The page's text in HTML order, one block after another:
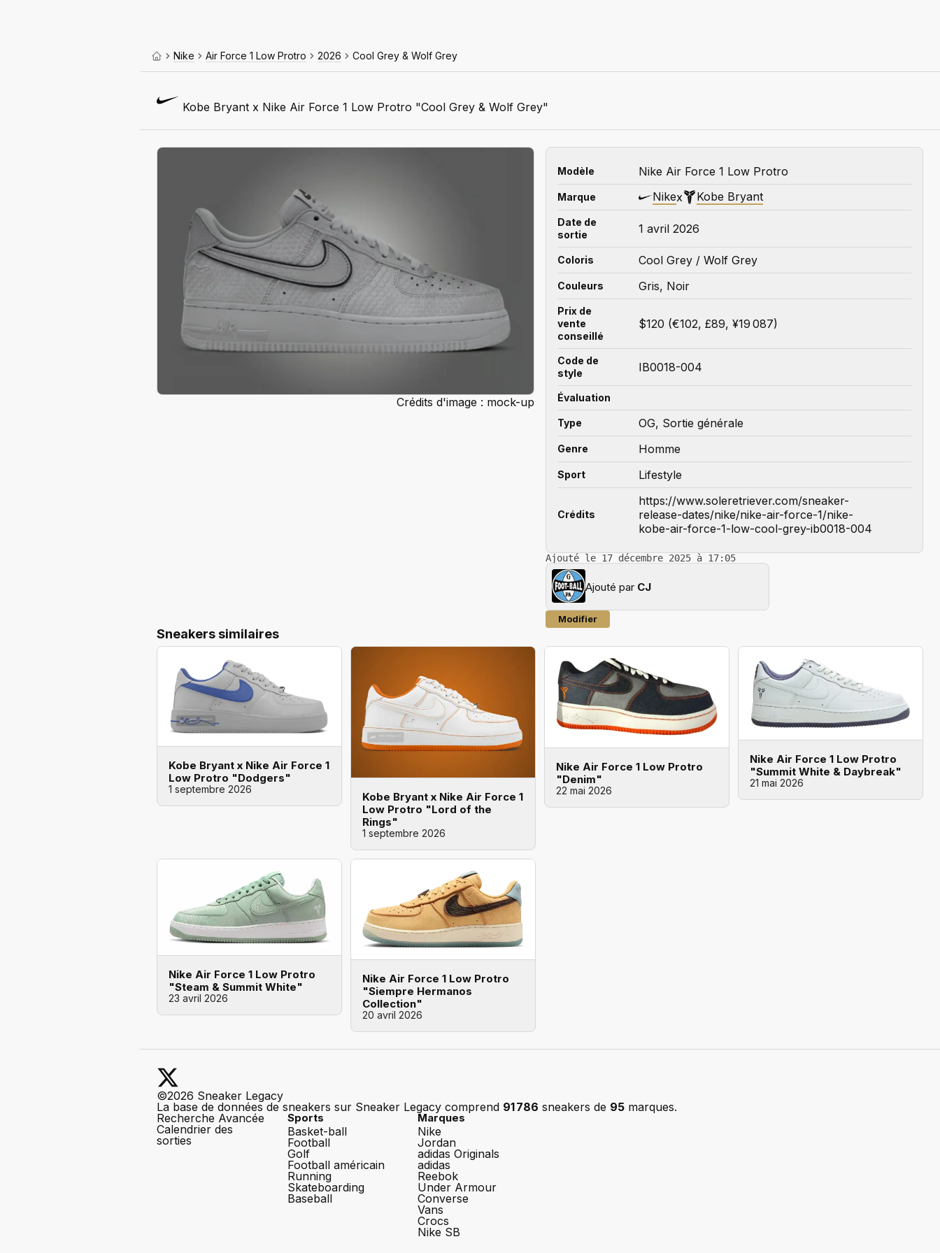
Nike Air Force 1 Low Protro 2026 Cool Grey & Wolf Grey
Kobe Bryant x Nike Air Force 1 Low Protro "Cool Grey & Wolf Grey"
Crédits d'image : mock-up
Modèle Nike Air Force 1 Low Protro
Marque Nikex Kobe Bryant
Date de
sortie
1 avril 2026
Coloris Cool Grey / Wolf Grey
Couleurs Gris, Noir
Prix de
vente
conseillé
$120 (€102, £89, ¥19 087)
Code de
style
IB0018-004
Évaluation
Type OG, Sortie générale
Genre Homme
Sport Lifestyle
Crédits
https://www.soleretriever.com/sneaker-
release-dates/nike/nike-air-force-1/nike-
kobe-air-force-1-low-cool-grey-ib0018-004
Ajouté le 17 décembre 2025 à 17:05
Ajouté par CJ
Modifier
Sneakers similaires
Kobe Bryant x Nike Air Force 1
Low Protro "Dodgers"
1 septembre 2026
Kobe Bryant x Nike Air Force 1
Low Protro "Lord of the
Rings"
1 septembre 2026
Nike Air Force 1 Low Protro
"Denim"
22 mai 2026
Nike Air Force 1 Low Protro
"Summit White & Daybreak"
21 mai 2026
Nike Air Force 1 Low Protro
"Steam & Summit White"
23 avril 2026
Nike Air Force 1 Low Protro
"Siempre Hermanos
Collection"
20 avril 2026
©2026 Sneaker Legacy
La base de données de sneakers sur Sneaker Legacy comprend 91 786 sneakers de 95 marques.
Recherche Avancée
Calendrier des
sorties
Sports
Basket-ball
Football
Golf
Football américain
Running
Skateboarding
Baseball
Marques
Nike
Jordan
adidas Originals
adidas
Reebok
Under Armour
Converse
Vans
Crocs
Nike SB